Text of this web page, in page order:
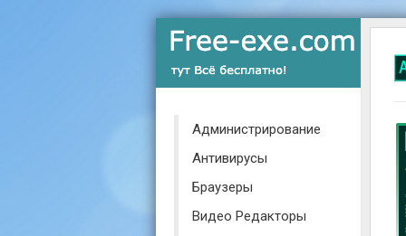
Администрирование
Антивирусы
Браузеры
Видео Редакторы